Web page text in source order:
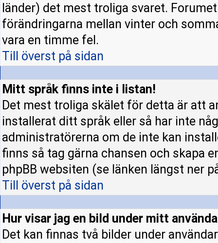
länder) det mest troliga svaret.
förändringarna mellan vinter och
vara en timme fel.
Till överst på sidan
Mitt språk finns inte i listan!
Det mest troliga skälet för detta är att
installerat ditt språk eller så har inte
administratörerna om de inte kan
finns så tag gärna chansen och skapa
phpBB websiten (se länken längst ner
Till överst på sidan
Hur visar jag en bild under mitt
Det kan finnas två bilder under